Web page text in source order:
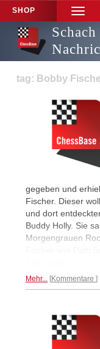
SHOP
TOGGLE
Schach
tag: Bobby
gegeben und
Fischer. Dieser
und dort
Buddy Holly. Sie
Morgengrauen
Mehr... Kommentare